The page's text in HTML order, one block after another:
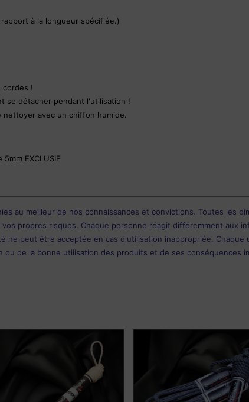
à la longueur spécifiée.)
cordes !
se détacher pendant l'utilisation !
avec un chiffon humide.
EXCLUSIF
au meilleur de nos connaissances et convictions. Toutes les
propres risques. Chaque personne réagit différemment aux
ne peut être acceptée en cas d'utilisation inappropriée.
ou de la bonne utilisation des produits et de ses conséquences